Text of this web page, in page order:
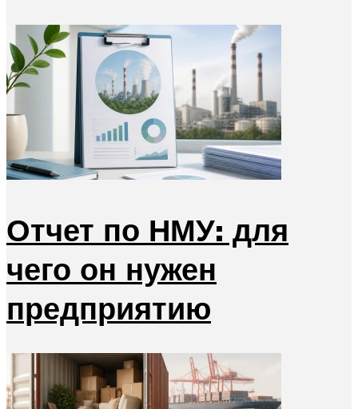
Отчет по НМУ: для
чего он нужен
предприятию